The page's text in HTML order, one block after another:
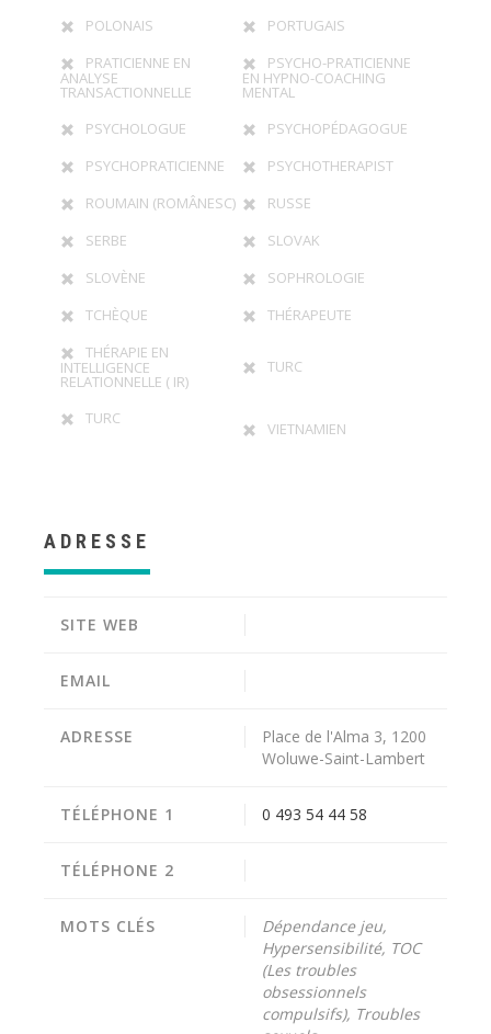
POLONAIS
PORTUGAIS
PRATICIENNE EN
ANALYSE
TRANSACTIONNELLE
PSYCHO-PRATICIENNE
EN HYPNO-COACHING
MENTAL
PSYCHOLOGUE
PSYCHOPÉDAGOGUE
PSYCHOPRATICIENNE
PSYCHOTHERAPIST
ROUMAIN (ROMÂNESC)
RUSSE
SERBE
SLOVAK
SLOVÈNE
SOPHROLOGIE
TCHÈQUE
THÉRAPEUTE
THÉRAPIE EN
INTELLIGENCE
RELATIONNELLE ( IR)
TURC
TURC
VIETNAMIEN
ADRESSE
SITE WEB
EMAIL
ADRESSE
Place de l'Alma 3, 1200
Woluwe-Saint-Lambert
TÉLÉPHONE 1 0 493 54 44 58
TÉLÉPHONE 2
MOTS CLÉS
Dépendance jeu,
Hypersensibilité, TOC
(Les troubles
obsessionnels
compulsifs), Troubles